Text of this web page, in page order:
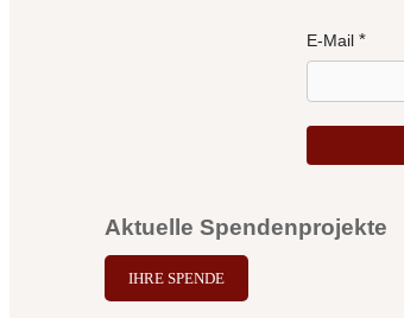
E-Mail
Aktuelle Spendenprojekte
IHRE SPENDE